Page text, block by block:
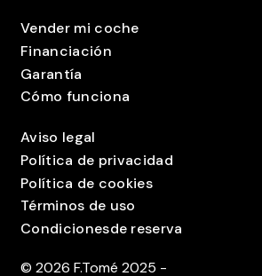
Vender mi coche
Financiación
Garantía
Cómo funciona
Aviso legal
Política de privacidad
Política de cookies
Términos de uso
Condicionesde reserva
© 2026 F.Tomé 2025 -